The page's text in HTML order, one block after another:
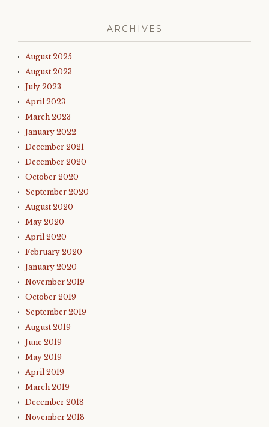
ARCHIVES
August 2025
August 2023
July 2023
April 2023
March 2023
January 2022
December 2021
December 2020
October 2020
September 2020
August 2020
May 2020
April 2020
February 2020
January 2020
November 2019
October 2019
September 2019
August 2019
June 2019
May 2019
April 2019
March 2019
December 2018
November 2018